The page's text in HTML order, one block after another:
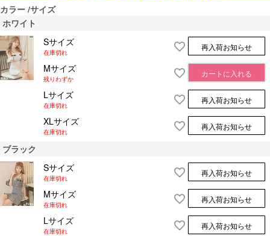
カラー サイズ
ホワイト
Sサイズ
在庫切れ
再入荷お知らせ
Mサイズ
残りわずか
カートに入れる
Lサイズ
在庫切れ
再入荷お知らせ
XLサイズ
在庫切れ
再入荷お知らせ
ブラック
Sサイズ
在庫切れ
再入荷お知らせ
Mサイズ
在庫切れ
再入荷お知らせ
Lサイズ
在庫切れ
再入荷お知らせ